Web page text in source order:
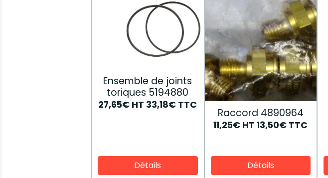
Ensemble de joints
toriques 5194880
27,65€ HT 33,18€ TTC
Détails
Raccord 4890964
11,25€ HT 13,50€ TTC
Détails